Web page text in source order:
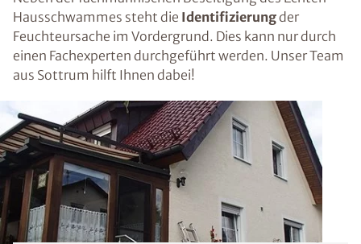
Hausschwammes steht die Identifizierungder
Feuchteursache im Vordergrund. Dies kann nur durch
einen Fachexperten durchgeführt werden. Unser Team
aus Sottrum hilft Ihnen dabei!